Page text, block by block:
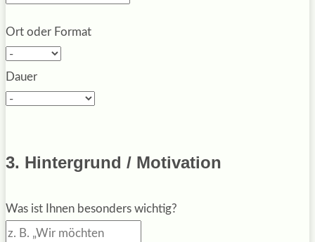
Ort oder Format
Dauer
3. Hintergrund / Motivation
Was ist Ihnen besonders wichtig?